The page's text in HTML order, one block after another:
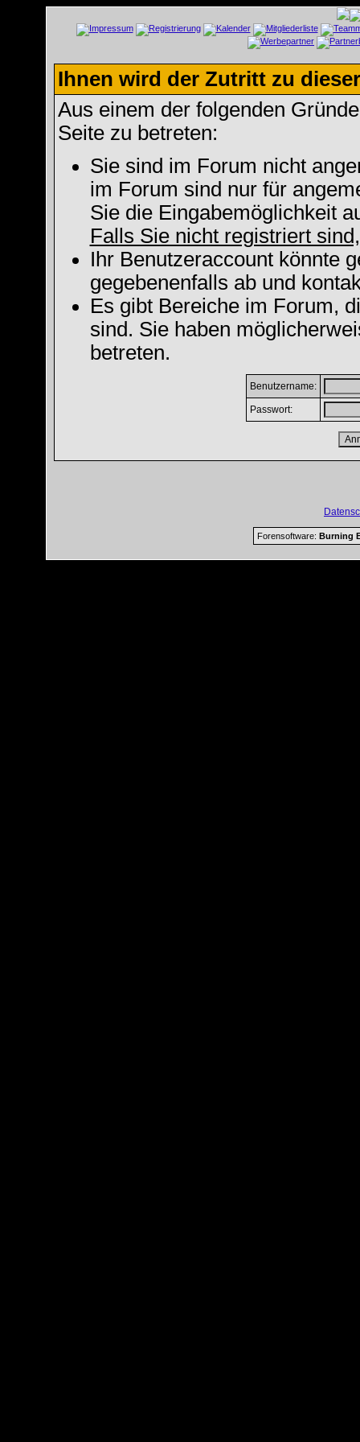
Ihnen wird der Zutritt zu
Aus einem der folgenden
Seite zu betreten:
Sie sind im Forum nicht
im Forum sind nur für
Sie die Eingabemöglichkeit
Falls Sie nicht registriert
Ihr Benutzeraccount könnte
gegebenenfalls ab und
Es gibt Bereiche im Forum,
sind. Sie haben
betreten.
Benutzername:
Passwort:
Forensoftware: Burning